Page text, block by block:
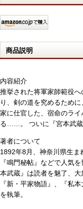
商品説明
内容紹介
推挙された将軍家師範役
り、剣の道を究めるため
家に仕官した、宿命のラ
る……。 ついに『宮本武蔵
著者について
1892年8月、神奈川県生ま
『鳴門秘帖』などで人気
本武蔵』は読者を魅了、大
『新・平家物語』、『私
を執筆。